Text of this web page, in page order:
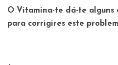
O Vitamina-te dá-te alguns
para corrigires este